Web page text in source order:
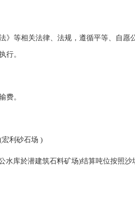
等相关法律、法规，遵循平等、自愿
行。
费。
利砂石场 )
库於潜建筑石料矿场)结算吨位按照沙